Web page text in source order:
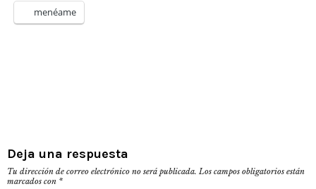
menéame
Deja una respuesta
Tu dirección de correo electrónico no será publicada. Los campos obligatorios están
marcados con *